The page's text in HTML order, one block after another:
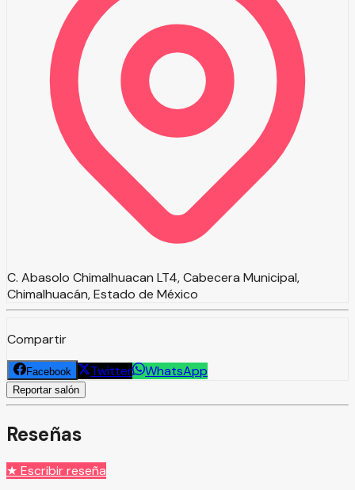
C. Abasolo Chimalhuacan LT4, Cabecera Municipal,
Chimalhuacán, Estado de México
Compartir
Facebook Twitter WhatsApp
Reportar salón
Reseñas
★ Escribir reseña